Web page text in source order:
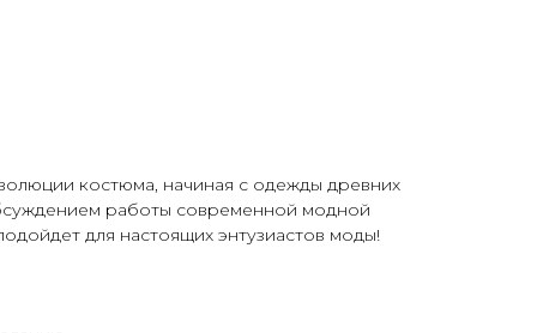
костюма, начиная с одежды древних
работы современной модной
для настоящих энтузиастов моды!